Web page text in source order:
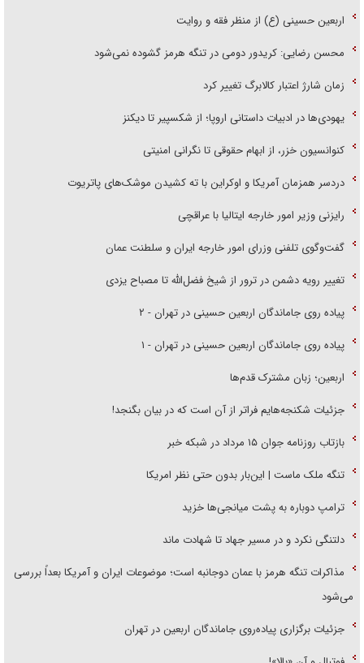
اربعین حسینی (ع) از منظر فقه و روایت
محسن رضایی: کریدور دومی در تنگه هرمز گشوده نمی‌شود
زمان شارژ اعتبار کالابرگ تغییر کرد
یهودی‌ها در ادبیات داستانی اروپا؛ از شکسپیر تا دیکنز
کنوانسیون خزر، از ابهام حقوقی تا نگرانی امنیتی
دردسر همزمان آمریکا و اوکراین با ته کشیدن موشک‌های پاتریوت
رایزنی وزیر امور خارجه ایتالیا با عراقچی
گفت‌وگوی تلفنی وزرای امور خارجه ایران و سلطنت عمان
تغییر رویه دشمن در ترور از شیخ فضل‌الله تا مصباح یزدی
پیاده روی جاماندگان اربعین حسینی در تهران - ۲
پیاده روی جاماندگان اربعین حسینی در تهران - ۱
اربعین؛ زبان مشترک قدم‌ها
جزئیات شکنجه‌هایم فراتر از آن است که در بیان بگنجد!
بازتاب روزنامه جوان ۱۵ مرداد در شبکه خبر
تنگه ملک ماست | این‌بار بدون حتی نظر امریکا
ترامپ دوباره به پشت میانجی‌ها خزید
دلتنگی نکرد و در مسیر جهاد تا شهادت ماند
مذاکرات تنگه هرمز با عمان دوجانبه است؛ موضوعات ایران و آمریکا بعداً بررسی
می‌شود
جزئیات برگزاری پیاده‌روی جاماندگان اربعین در تهران